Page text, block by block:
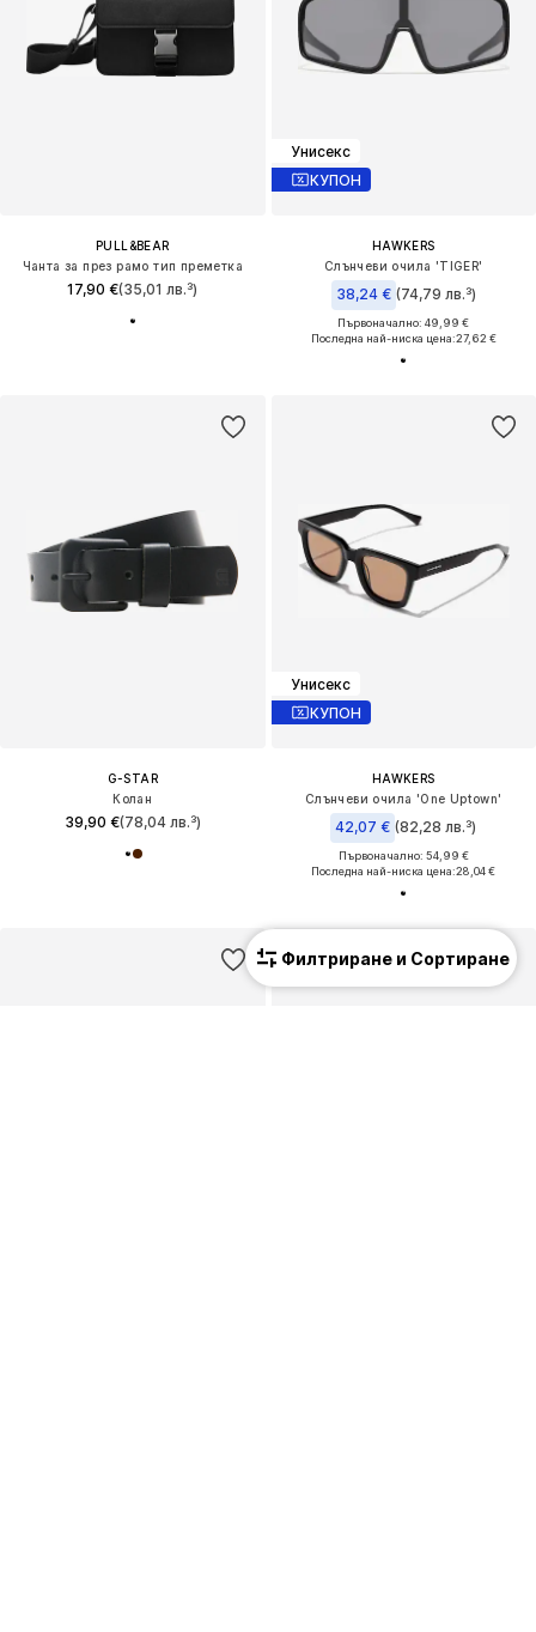
PULL&BEAR
Чанта за през рамо тип преметка
17,90 €(35,01 лв.³)
Унисекс
КУПОН
HAWKERS
Слънчеви очила 'TIGER'
38,24 € (74,79 лв.³)
Първоначално: 49,99 €
Последна най-ниска цена:27,62 €
G-STAR
Колан
39,90 €(78,04 лв.³)
Унисекс
КУПОН
HAWKERS
Слънчеви очила 'One Uptown'
42,07 € (82,28 лв.³)
Първоначално: 54,99 €
Последна най-ниска цена:28,04 €
Филтриране и Сортиране